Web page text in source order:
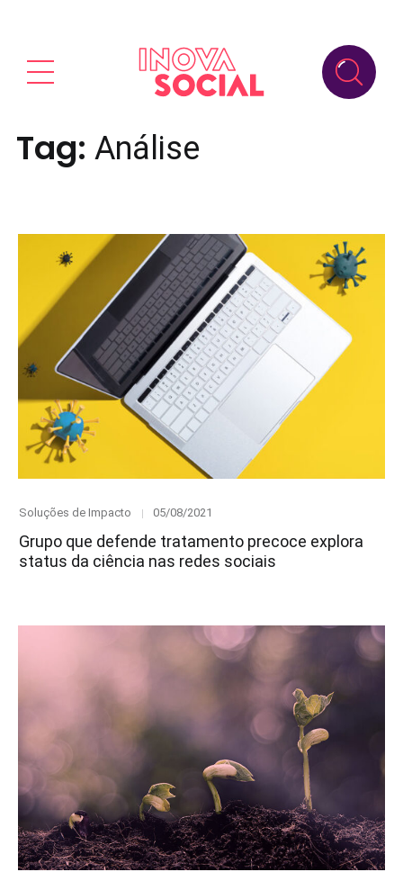
Tag: Análise
Category
Soluções de Impacto
Posted
05/08/2021
Grupo que defende tratamento precoce explora
status da ciência nas redes sociais